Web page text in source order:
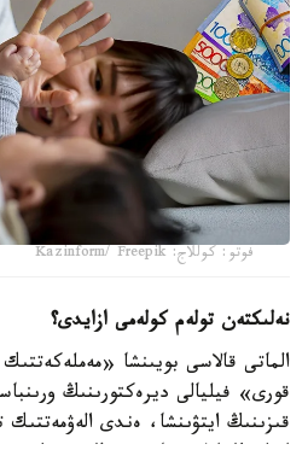
فوتو: كوللاج: Kazinform/ Freepik
نەلىكتەن تولەم كولەمى ازايدى؟
الماتى قالاسى بويىنشا
قورى» فيليالى ديرەكتورىنىڭ
قىزىنىڭ ايتۋىنشا، ەندى